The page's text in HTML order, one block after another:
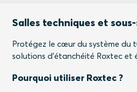
Salles techniques et
Protégez le cœur du système du
solutions d'étanchéité Roxtec et
Pourquoi utiliser Roxtec ?